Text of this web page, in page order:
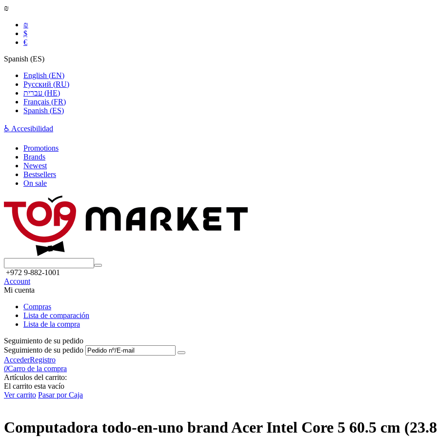
₪
₪
$
€
Spanish (ES)
English (EN)
Русский (RU)
(HE)
Français (FR)
Spanish (ES)
♿ Accesibilidad
Promotions
Brands
Newest
Bestsellers
On sale
+972 9-882-1001
Account
Mi cuenta
Compras
Lista de comparación
Lista de la compra
Seguimiento de su pedido
Seguimiento de su pedido
AccederRegistro
0Carro de la compra
Artículos del carrito:
El carrito esta vacío
Ver carrito Pasar por Caja
Computadora todo-en-uno brand Acer Intel Core 5 60.5 cm